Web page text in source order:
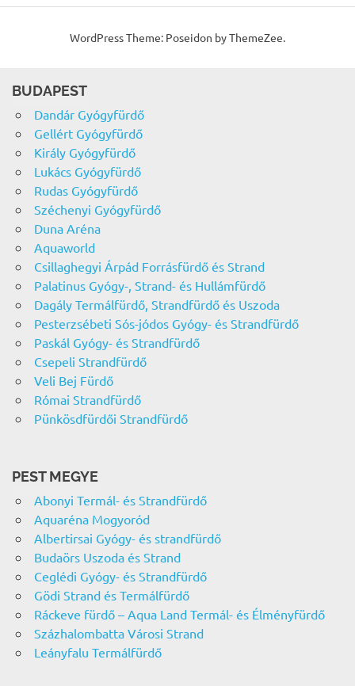
WordPress Theme: Poseidon by ThemeZee.
BUDAPEST
Dandár Gyógyfürdő
Gellért Gyógyfürdő
Király Gyógyfürdő
Lukács Gyógyfürdő
Rudas Gyógyfürdő
Széchenyi Gyógyfürdő
Duna Aréna
Aquaworld
Csillaghegyi Árpád Forrásfürdő és Strand
Palatinus Gyógy-, Strand- és Hullámfürdő
Dagály Termálfürdő, Strandfürdő és Uszoda
Pesterzsébeti Sós-jódos Gyógy- és Strandfürdő
Paskál Gyógy- és Strandfürdő
Csepeli Strandfürdő
Veli Bej Fürdő
Római Strandfürdő
Pünkösdfürdői Strandfürdő
PEST MEGYE
Abonyi Termál- és Strandfürdő
Aquaréna Mogyoród
Albertirsai Gyógy- és strandfürdő
Budaörs Uszoda és Strand
Ceglédi Gyógy- és Strandfürdő
Gödi Strand és Termálfürdő
Ráckeve fürdő – Aqua Land Termál- és Élményfürdő
Százhalombatta Városi Strand
Leányfalu Termálfürdő